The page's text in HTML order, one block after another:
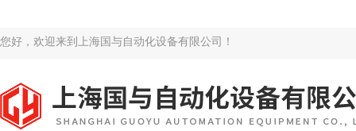
您好，欢迎来到上海国与自动化设备有限公司！